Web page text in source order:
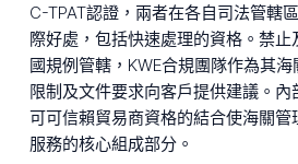
C-TPAT認證，兩者在各自司法管轄
際好處，包括快速處理的資格。禁
國規例管轄，KWE合規團隊作為其
限制及文件要求向客戶提供建議。
可可信賴貿易商資格的結合使海關管
服務的核心組成部分。